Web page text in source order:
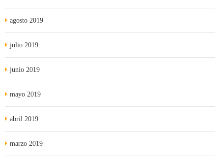
agosto 2019
julio 2019
junio 2019
mayo 2019
abril 2019
marzo 2019